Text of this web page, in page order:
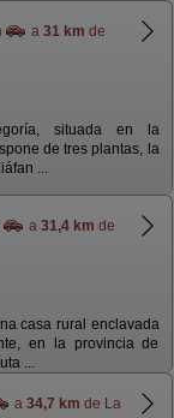
a 31 km de
situada en la
de tres plantas, la
...
a 31,4 km de
casa rural enclavada
en la provincia de
...
a 34,7 km de La